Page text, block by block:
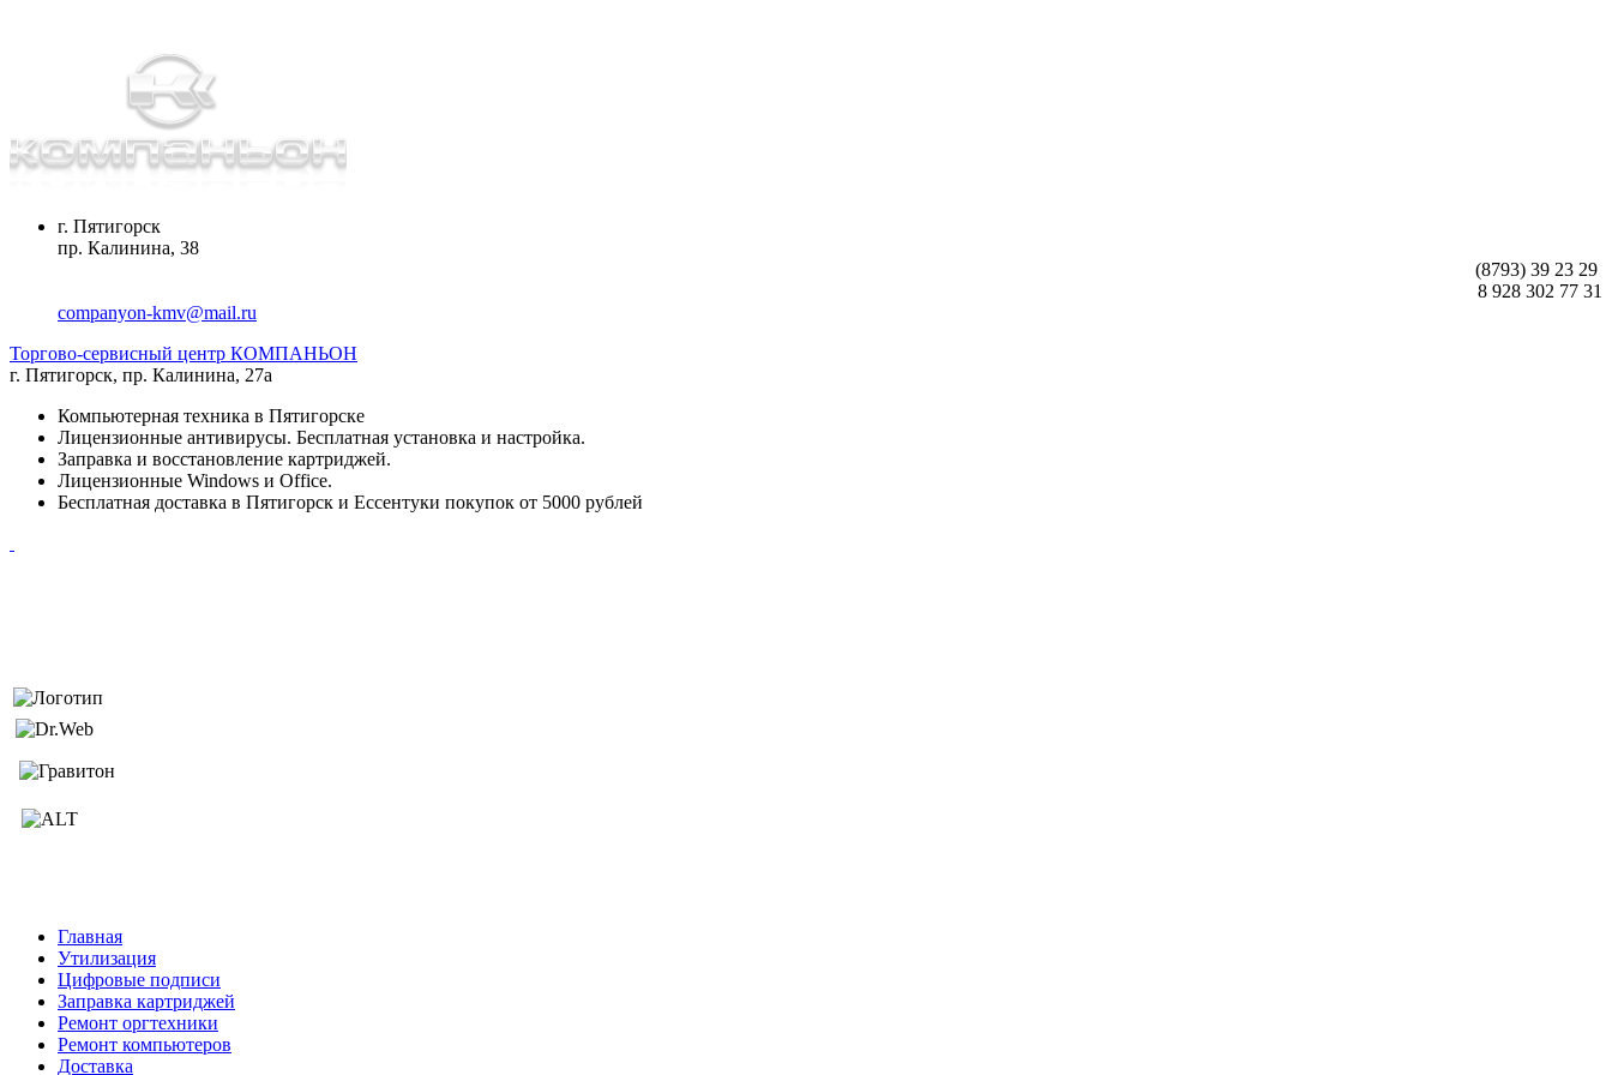
г. Пятигорск
пр. Калинина, 38
(8793) 39 23 29
8 928 302 77 31
companyon-kmv@mail.ru
Торгово-сервисный центр КОМПАНЬОН
г. Пятигорск, пр. Калинина, 27а
Компьютерная техника в Пятигорске
Лицензионные антивирусы. Бесплатная установка и настройка.
Заправка и восстановление картриджей.
Лицензионные Windows и Office.
Бесплатная доставка в Пятигорск и Ессентуки покупок от 5000 рублей
Главная
Утилизация
Цифровые подписи
Заправка картриджей
Ремонт оргтехники
Ремонт компьютеров
Доставка